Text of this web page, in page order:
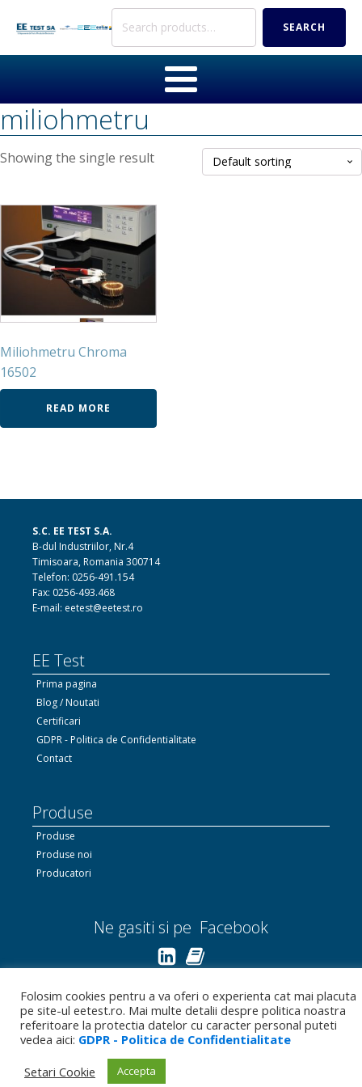
Search
SEARCH
miliohmetru
Showing the single result
Miliohmetru Chroma
16502
READ MORE
S.C. EE TEST S.A.
B-dul Industriilor, Nr.4
Timisoara, Romania 300714
Telefon: 0256-491.154
Fax: 0256-493.468
E-mail: eetest@eetest.ro
EE Test
Prima pagina
Blog / Noutati
Certificari
GDPR - Politica de Confidentialitate
Contact
Produse
Produse
Produse noi
Producatori
Ne gasiti si pe Facebook
Linkedin.com
Bizoo.ro
Folosim cookies pentru a va oferi o experienta cat mai placuta
pe site-ul eetest.ro. Mai multe detalii despre politica noastra
referitoare la protectia datelor cu caracter personal puteti
vedea aici: GDPR - Politica de Confidentialitate
Setari Cookie
Accepta